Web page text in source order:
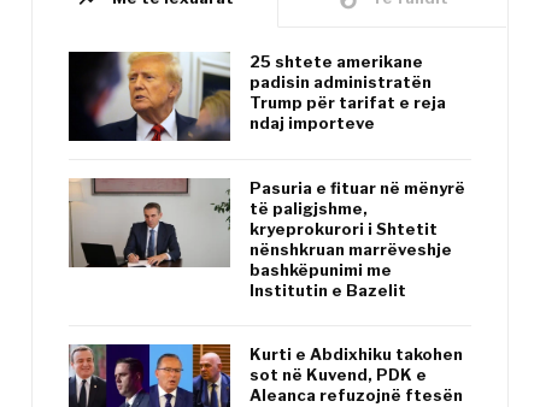
25 shtete amerikane
padisin administratën
Trump për tarifat e reja
ndaj importeve
Pasuria e fituar në mënyrë
të paligjshme,
kryeprokurori i Shtetit
nënshkruan marrëveshje
bashkëpunimi me
Institutin e Bazelit
Kurti e Abdixhiku takohen
sot në Kuvend, PDK e
Aleanca refuzojnë ftesën